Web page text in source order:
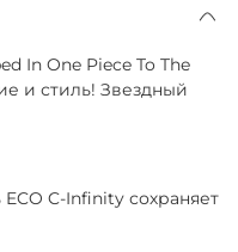
In One Piece To The
и стиль! Звездный
C-Infinity сохраняет